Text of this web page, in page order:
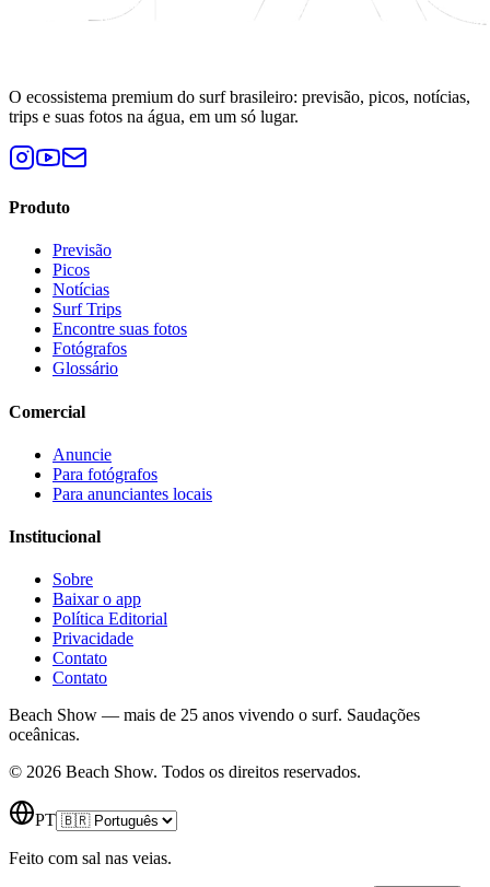
O ecossistema premium do surf brasileiro: previsão, picos, notícias,
trips e suas fotos na água, em um só lugar.
Produto
Previsão
Picos
Notícias
Surf Trips
Encontre suas fotos
Fotógrafos
Glossário
Comercial
Anuncie
Para fotógrafos
Para anunciantes locais
Institucional
Sobre
Baixar o app
Política Editorial
Privacidade
Contato
Contato
Beach Show — mais de 25 anos vivendo o surf. Saudações
oceânicas.
© 2026 Beach Show. Todos os direitos reservados.
PT
Feito com sal nas veias.